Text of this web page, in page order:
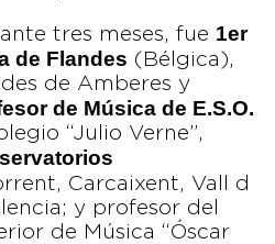
tres meses, fue 1er
de Flandes (Bélgica),
de Amberes y
de Música de E.S.O.
“Julio Verne”,
Carcaixent, Vall d
y profesor del
de Música “Óscar